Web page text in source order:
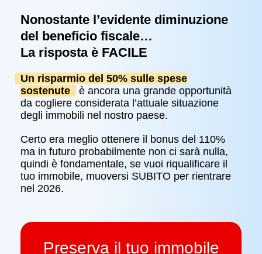
Nonostante l’evidente diminuzione
del beneficio fiscale…
La risposta è FACILE
Un risparmio del 50% sulle spese
sostenute
è ancora una grande opportunità
da cogliere considerata l’attuale situazione
degli immobili nel nostro paese.
Certo era meglio ottenere il bonus del 110%
ma in futuro probabilmente non ci sarà nulla,
quindi è fondamentale, se vuoi riqualificare il
tuo immobile, muoversi SUBITO per rientrare
nel 2026.
Preserva il tuo immobile